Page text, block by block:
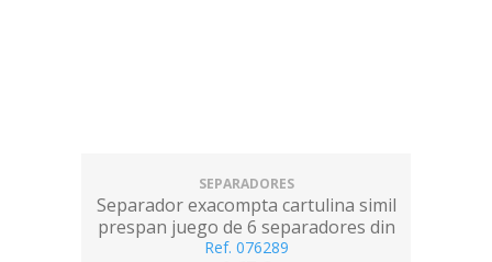
SEPARADORES
Separador exacompta cartulina simil
prespan juego de 6 separadores din
a4 multitaladro colores vivos
Ref. 076289